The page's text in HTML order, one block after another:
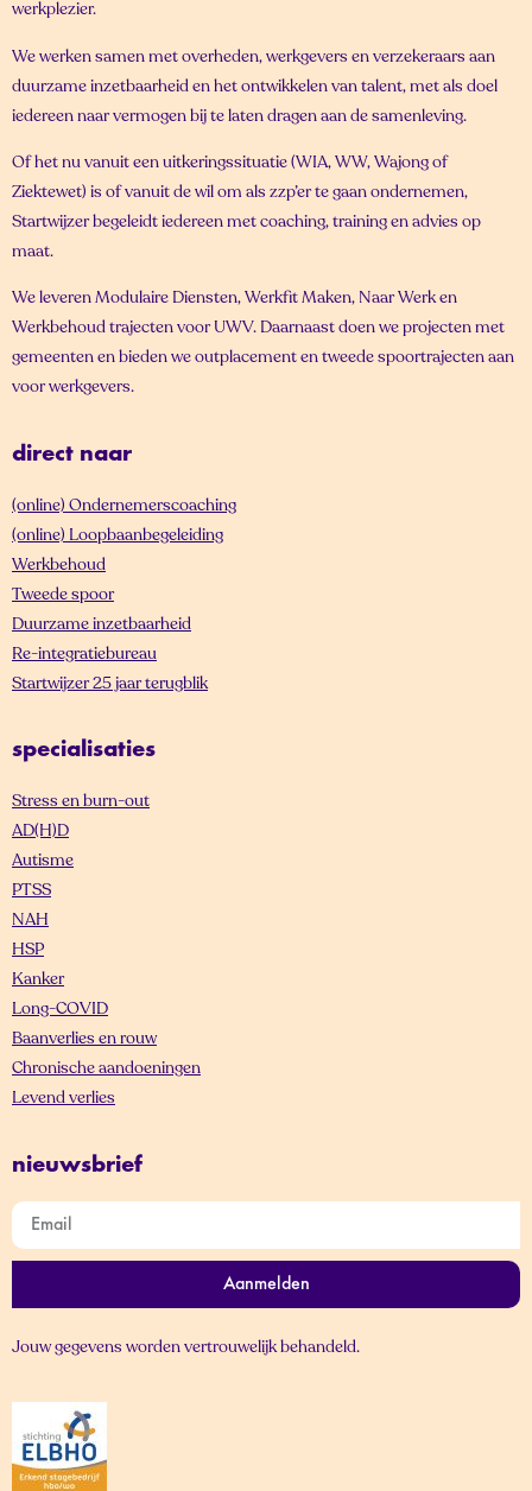
werkplezier.
We werken samen met overheden, werkgevers en verzekeraars aan
duurzame inzetbaarheid en het ontwikkelen van talent, met als doel
iedereen naar vermogen bij te laten dragen aan de samenleving.
Of het nu vanuit een uitkeringssituatie (WIA, WW, Wajong of
Ziektewet) is of vanuit de wil om als zzp’er te gaan ondernemen,
Startwijzer begeleidt iedereen met coaching, training en advies op
maat.
We leveren Modulaire Diensten, Werkfit Maken, Naar Werk en
Werkbehoud trajecten voor UWV. Daarnaast doen we projecten met
gemeenten en bieden we outplacement en tweede spoortrajecten aan
voor werkgevers.
direct naar
(online) Ondernemerscoaching
(online) Loopbaanbegeleiding
Werkbehoud
Tweede spoor
Duurzame inzetbaarheid
Re-integratiebureau
Startwijzer 25 jaar terugblik
specialisaties
Stress en burn-out
AD(H)D
Autisme
PTSS
NAH
HSP
Kanker
Long-COVID
Baanverlies en rouw
Chronische aandoeningen
Levend verlies
nieuwsbrief
Aanmelden
Jouw gegevens worden vertrouwelijk behandeld.